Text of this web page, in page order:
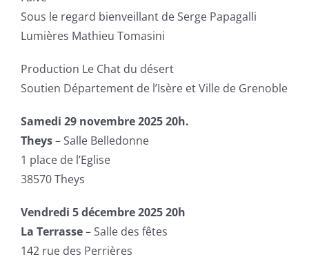
Sous le regard bienveillant de Serge Papagalli
Lumières Mathieu Tomasini
Production Le Chat du désert
Soutien Département de l’Isère et Ville de Grenoble
Samedi 29 novembre 2025 20h.
Theys– Salle Belledonne
1 place de l’Eglise
38570 Theys
Vendredi 5 décembre 2025 20h
La Terrasse– Salle des fêtes
142 rue des Perrières